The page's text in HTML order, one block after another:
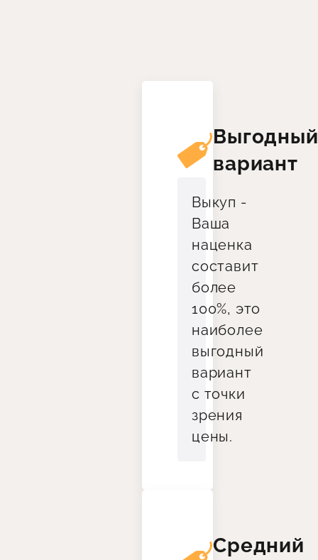
Выгодный
вариант
Выкуп -
Ваша
наценка
составит
более
100%, это
наиболее
выгодный
вариант
с точки
зрения
цены.
Средний